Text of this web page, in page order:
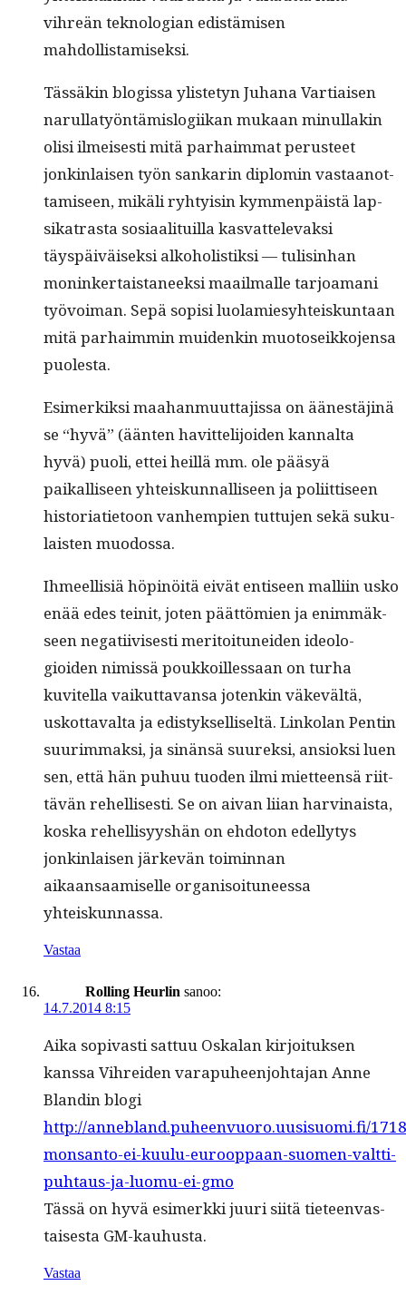
vihreän teknolo­gian edis­tämisen
mahdollistamiseksi.
Tässäkin blo­gis­sa ylis­te­tyn Juhana Var­ti­aisen
narul­latyön­tämis­logi­ikan mukaan min­ul­lakin
olisi ilmeis­es­ti mitä parhaim­mat perus­teet
jonkin­laisen työn sankarin diplomin vas­taan­ot­
tamiseen, mikäli ryhty­isin kym­men­päistä lap­
sika­trasta sosi­aal­i­tu­il­la kas­vat­tel­e­vak­si
täyspäiväisek­si alko­holis­tik­si — tulis­in­han
moninker­tais­ta­neek­si maail­malle tar­joa­mani
työvoiman. Sepä sopisi luo­lamiesy­hteiskun­taan
mitä parhaim­min muidenkin muo­to­seikko­jen­sa
puolesta.
Esimerkik­si maa­han­muut­ta­jis­sa on äänestäjinä
se “hyvä” (ään­ten havit­telijoiden kannal­ta
hyvä) puoli, ettei heil­lä mm. ole pääsyä
paikalliseen yhteiskun­nal­liseen ja poli­it­tiseen
his­to­ri­ati­etoon van­hempi­en tut­tu­jen sekä suku­
lais­ten muodossa.
Ihmeel­lisiä höpinöitä eivät entiseen malli­in usko
enää edes teinit, joten päät­tömien ja enim­mäk­
seen negati­ivis­es­ti mer­i­toitunei­den ide­olo­
gioiden nimis­sä poukkoil­lessaan on turha
kuvitel­la vaikut­ta­vansa jotenkin väkevältä,
uskot­taval­ta ja edis­tyk­sel­liseltä. Linkolan Pentin
suurim­mak­si, ja sinän­sä suurek­si, ansiok­si luen
sen, että hän puhuu tuo­den ilmi miet­teen­sä riit­
tävän rehellis­es­ti. Se on aivan liian harv­inaista,
kos­ka rehellisyyshän on ehdo­ton edel­ly­tys
jonkin­laisen järkevän toimin­nan
aikaansaamiselle organ­isoituneessa
yhteiskunnassa.
Vastaa
Rolling Heurlin sanoo:
14.7.2014 8:15
Aika sopi­vasti sat­tuu Oskalan kir­joituk­sen
kanssa Vihrei­den vara­puheen­jo­hta­jan Anne
Blandin blo­gi
http://annebland.puheenvuoro.uusisuomi.fi/
monsanto-ei-kuulu-eurooppaan-suomen-valtti-
puhtaus-ja-luomu-ei-gmo
Tässä on hyvä esimerk­ki juuri siitä tieteen­vas­
tais­es­ta GM-kauhusta.
Vastaa